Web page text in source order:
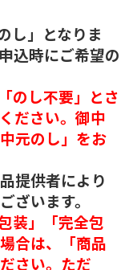
し」となりま
込時にご希望の
のし不要」とさ
ださい。御中
元のし」をお
提供者により
ざいます。
装」「完全包
合は、「商品
さい。ただ